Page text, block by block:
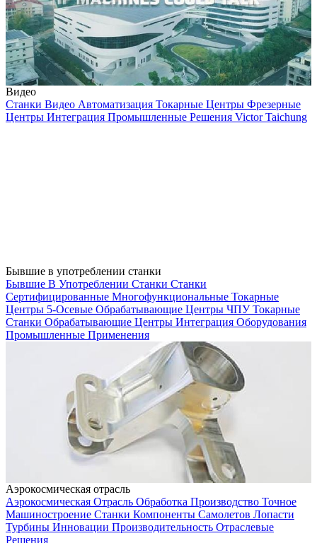
Видео
Станки Видео Автоматизация Токарные Центры Фрезерные
Центры Интеграция Промышленные Решения Victor Taichung
Бывшие в употреблении станки
Бывшие В Употреблении Станки Станки
Сертифицированные Многофункциональные Токарные
Центры 5-Осевые Обрабатывающие Центры ЧПУ Токарные
Станки Обрабатывающие Центры Интеграция Оборудования
Промышленные Применения
Аэрокосмическая отрасль
Аэрокосмическая Отрасль Обработка Производство Точное
Машиностроение Станки Компоненты Самолетов Лопасти
Турбины Инновации Производительность Отраслевые
Решения